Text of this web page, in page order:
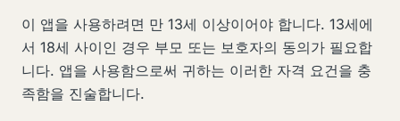
이 앱을 사용하려면 만 13세 이상이어야 합니다. 13세에
서 18세 사이인 경우 부모 또는 보호자의 동의가 필요합
니다. 앱을 사용함으로써 귀하는 이러한 자격 요건을 충
족함을 진술합니다.